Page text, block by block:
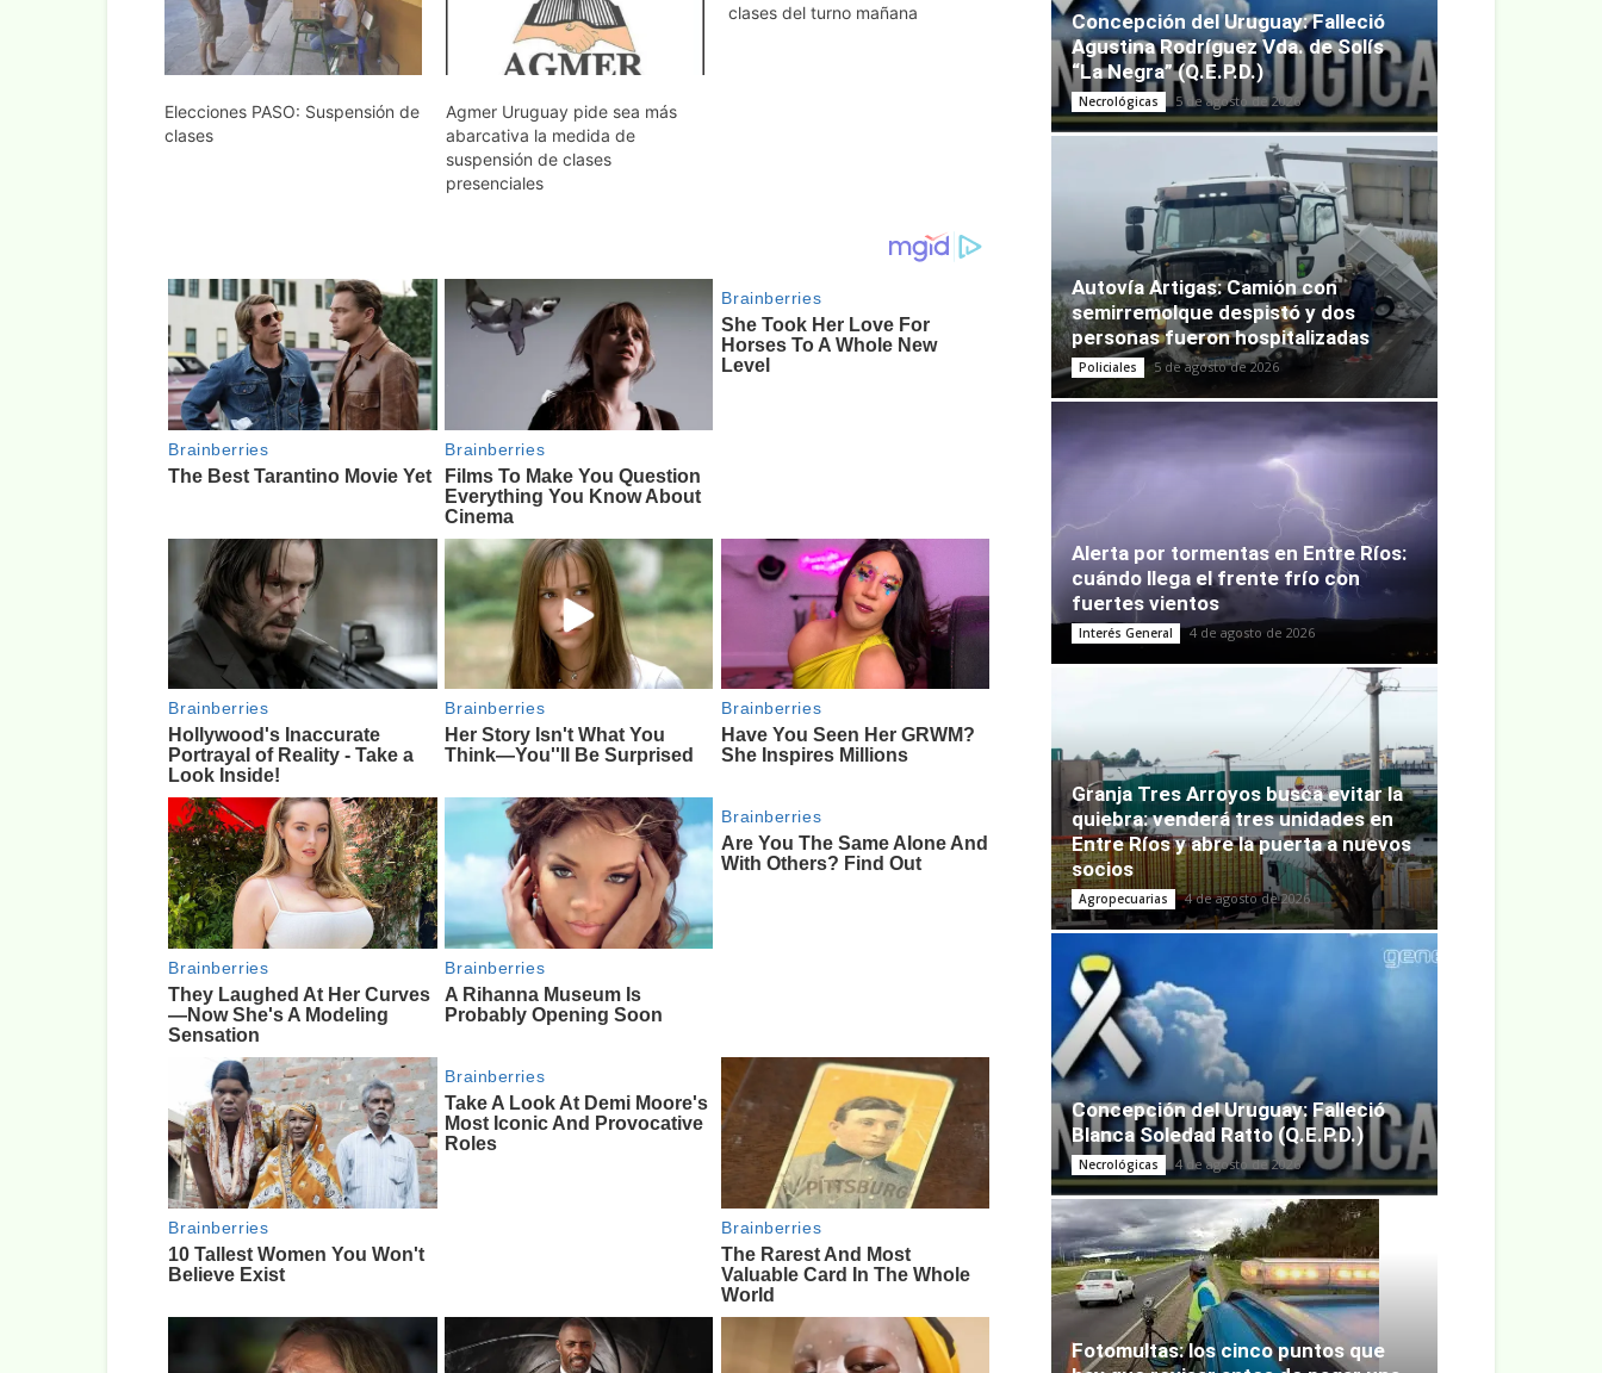
Elecciones PASO: Suspensión de
clases
Agmer Uruguay pide sea más
abarcativa la medida de
suspensión de clases
presenciales
clases del turno mañana
Concepción del Uruguay: Falleció
Agustina Rodríguez Vda. de Solís
“La Negra” (Q.E.P.D.)
Necrológicas 5 de agosto de 2026
Autovía Artigas: Camión con
semirremolque despistó y dos
personas fueron hospitalizadas
Policiales 5 de agosto de 2026
Alerta por tormentas en Entre Ríos:
cuándo llega el frente frío con
fuertes vientos
Interés General 4 de agosto de 2026
Granja Tres Arroyos busca evitar la
quiebra: venderá tres unidades en
Entre Ríos y abre la puerta a nuevos
socios
Agropecuarias 4 de agosto de 2026
Concepción del Uruguay: Falleció
Blanca Soledad Ratto (Q.E.P.D.)
Necrológicas 4 de agosto de 2026
Fotomultas: los cinco puntos que